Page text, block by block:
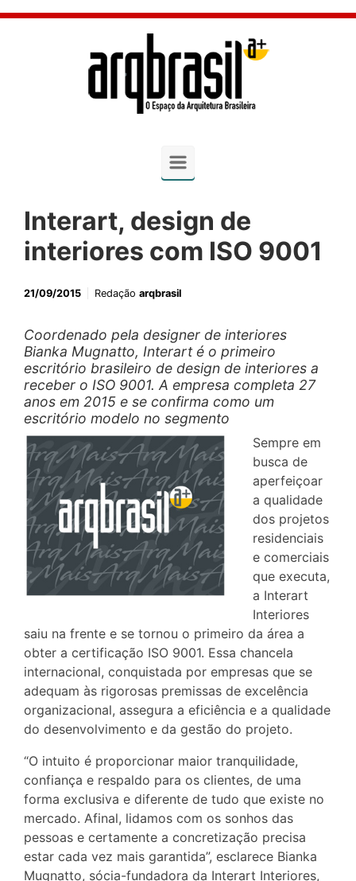
Skip to main content
Interart, design de
interiores com ISO 9001
21/09/2015 Redação arqbrasil
Coordenado pela designer de interiores
Bianka Mugnatto, Interart é o primeiro
escritório brasileiro de design de interiores a
receber o ISO 9001. A empresa completa 27
anos em 2015 e se confirma como um
escritório modelo no segmento
Sempre em
busca de
aperfeiçoar
a qualidade
dos projetos
residenciais
e comerciais
que executa,
a Interart
Interiores
saiu na frente e se tornou o primeiro da área a
obter a certificação ISO 9001. Essa chancela
internacional, conquistada por empresas que se
adequam às rigorosas premissas de excelência
organizacional, assegura a eficiência e a qualidade
do desenvolvimento e da gestão do projeto.
“O intuito é proporcionar maior tranquilidade,
confiança e respaldo para os clientes, de uma
forma exclusiva e diferente de tudo que existe no
mercado. Afinal, lidamos com os sonhos das
pessoas e certamente a concretização precisa
estar cada vez mais garantida”, esclarece Bianka
Mugnatto, sócia-fundadora da Interart Interiores,